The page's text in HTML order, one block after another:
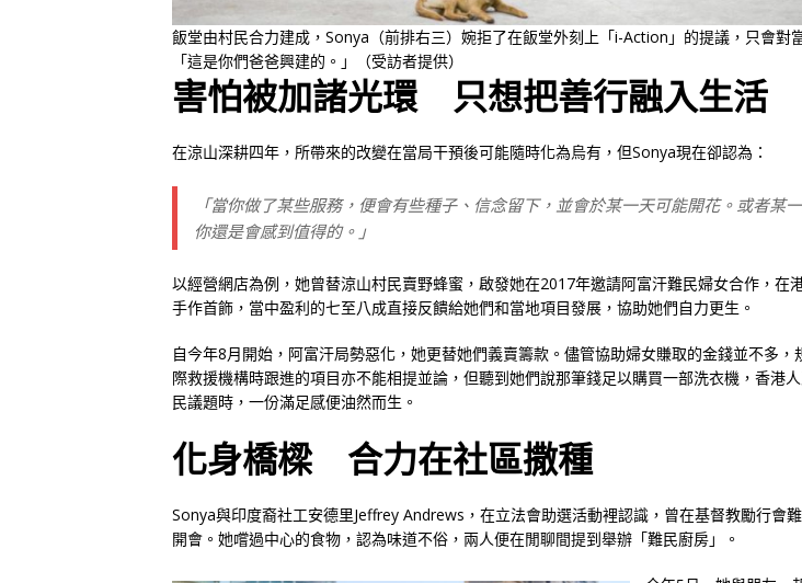
飯堂由村民合力建成，Sonya（前排右三）婉拒了在飯堂外刻上「i-Action」的提議，只會對
「這是你們爸爸興建的。」（受訪者提供）
害怕被加諸光環 只想把善行融入生活
在涼山深耕四年，所帶來的改變在當局干預後可能隨時化為烏有，但Sonya現在卻認為：
「當你做了某些服務，便會有些種子、信念留下，並會於某一天可能開花。或者某
你還是會感到值得的。」
以經營網店為例，她曾替涼山村民賣野蜂蜜，啟發她在2017年邀請阿富汗難民婦女合作，在
手作首飾，當中盈利的七至八成直接反饋給她們和當地項目發展，協助她們自力更生。
自今年8月開始，阿富汗局勢惡化，她更替她們義賣籌款。儘管協助婦女賺取的金錢並不多，
際救援機構時跟進的項目亦不能相提並論，但聽到她們說那筆錢足以購買一部洗衣機，香港
民議題時，一份滿足感便油然而生。
化身橋樑 合力在社區撒種
Sonya與印度裔社工安德里Jeffrey Andrews，在立法會助選活動裡認識，曾在基督教勵行會
開會。她嚐過中心的食物，認為味道不俗，兩人便在閒聊間提到舉辦「難民廚房」。